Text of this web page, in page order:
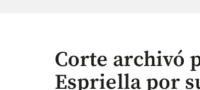
Corte archivó
Espriella por